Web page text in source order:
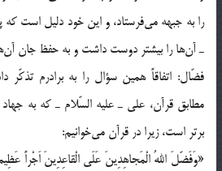
را به جبهه مي‌فرستاد، و اين خود دليل است كه
ـ آن‌ها را بيشتر دوست داشت و به حفظ جان
فضّال: اتفاقاً همين سؤال را به برادرم
مطابق قرآن، علي ـ عليه السّلام ـ كه به
برتر است، زيرا در قرآن مي‌خوانيم:
«وَفَضّلَ اللهُ الْمَجاهِدِينَ عَلَي الْقاعِدِينَ اَجْراً